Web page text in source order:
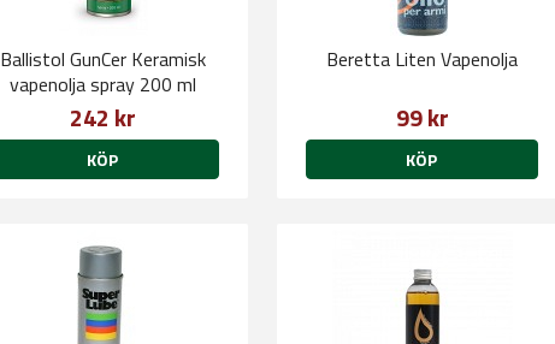
Ballistol GunCer Keramisk
vapenolja spray 200 ml
242 kr
KÖP
Beretta Liten Vapenolja
99 kr
KÖP